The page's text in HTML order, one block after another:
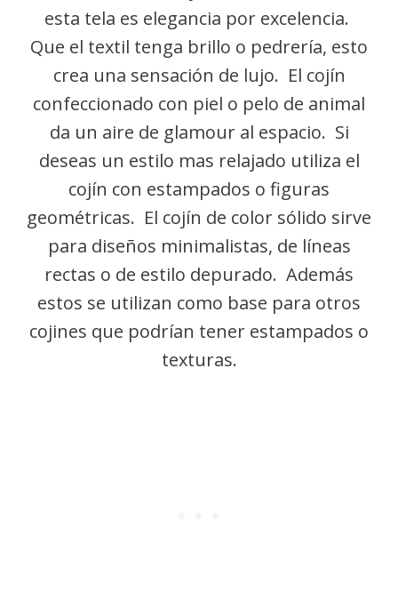
esta tela es elegancia por excelencia.
Que el textil tenga brillo o pedrería, esto
crea una sensación de lujo. El cojín
confeccionado con piel o pelo de animal
da un aire de glamour al espacio. Si
deseas un estilo mas relajado utiliza el
cojín con estampados o figuras
geométricas. El cojín de color sólido sirve
para diseños minimalistas, de líneas
rectas o de estilo depurado. Además
estos se utilizan como base para otros
cojines que podrían tener estampados o
texturas.